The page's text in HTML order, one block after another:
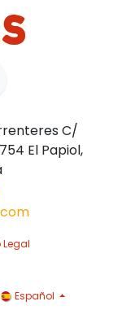
C/
El Papiol,
Legal
Español